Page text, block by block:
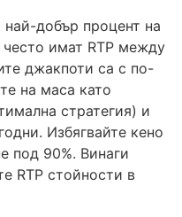
най-добър процент на
имат RTP между
джакпоти са с по-
на маса като
стратегия) и
Избягвайте кено
под 90%. Винаги
RTP стойности в